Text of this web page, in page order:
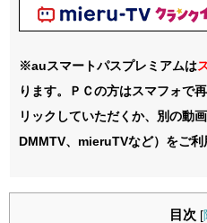
※auスマートパスプレミアムは
ります。ＰＣの方はスマフォで
リックしていただくか、別の動
DMMTV、mieruTVなど）をご利
目次 [